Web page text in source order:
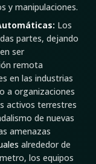
y manipulaciones.
Los
partes, dejando
ser
remota
en las industrias
a organizaciones
activos terrestres
de nuevas
amenazas
alrededor de
los equipos